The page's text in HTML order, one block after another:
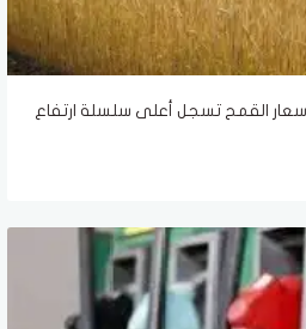
القمح تسجل أعلى سلسلة ارتفاع